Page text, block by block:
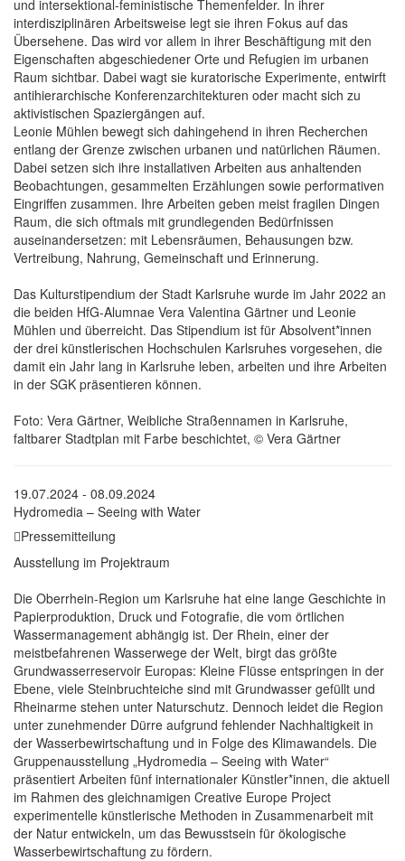
und intersektional-feministische Themenfelder. In ihrer
interdisziplinären Arbeitsweise legt sie ihren Fokus auf das
Übersehene. Das wird vor allem in ihrer Beschäftigung mit den
Eigenschaften abgeschiedener Orte und Refugien im urbanen
Raum sichtbar. Dabei wagt sie kuratorische Experimente, entwirft
antihierarchische Konferenzarchitekturen oder macht sich zu
aktivistischen Spaziergängen auf.
Leonie Mühlen bewegt sich dahingehend in ihren Recherchen
entlang der Grenze zwischen urbanen und natürlichen Räumen.
Dabei setzen sich ihre installativen Arbeiten aus anhaltenden
Beobachtungen, gesammelten Erzählungen sowie performativen
Eingriffen zusammen. Ihre Arbeiten geben meist fragilen Dingen
Raum, die sich oftmals mit grundlegenden Bedürfnissen
auseinandersetzen: mit Lebensräumen, Behausungen bzw.
Vertreibung, Nahrung, Gemeinschaft und Erinnerung.
Das Kulturstipendium der Stadt Karlsruhe wurde im Jahr 2022 an
die beiden HfG-Alumnae Vera Valentina Gärtner und Leonie
Mühlen und überreicht. Das Stipendium ist für Absolvent*innen
der drei künstlerischen Hochschulen Karlsruhes vorgesehen, die
damit ein Jahr lang in Karlsruhe leben, arbeiten und ihre Arbeiten
in der SGK präsentieren können.
Foto: Vera Gärtner, Weibliche Straßennamen in Karlsruhe,
faltbarer Stadtplan mit Farbe beschichtet, © Vera Gärtner
19.07.2024 - 08.09.2024
Hydromedia – Seeing with Water
Pressemitteilung
Ausstellung im Projektraum
Die Oberrhein-Region um Karlsruhe hat eine lange Geschichte in
Papierproduktion, Druck und Fotografie, die vom örtlichen
Wassermanagement abhängig ist. Der Rhein, einer der
meistbefahrenen Wasserwege der Welt, birgt das größte
Grundwasserreservoir Europas: Kleine Flüsse entspringen in der
Ebene, viele Steinbruchteiche sind mit Grundwasser gefüllt und
Rheinarme stehen unter Naturschutz. Dennoch leidet die Region
unter zunehmender Dürre aufgrund fehlender Nachhaltigkeit in
der Wasserbewirtschaftung und in Folge des Klimawandels. Die
Gruppenausstellung „Hydromedia – Seeing with Water“
präsentiert Arbeiten fünf internationaler Künstler*innen, die aktuell
im Rahmen des gleichnamigen Creative Europe Project
experimentelle künstlerische Methoden in Zusammenarbeit mit
der Natur entwickeln, um das Bewusstsein für ökologische
Wasserbewirtschaftung zu fördern.